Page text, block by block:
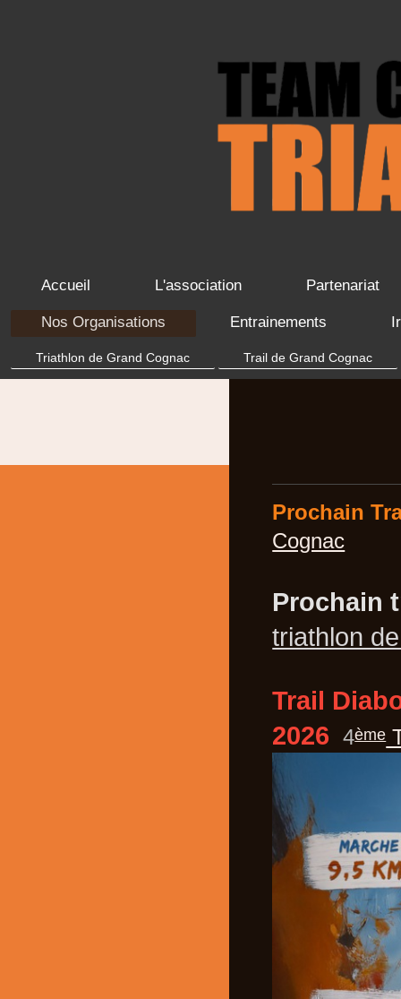
Accueil L'association Partenariat
Nos Organisations Entrainements
Triathlon de Grand Cognac Trail de Grand Cognac
Prochain
Cognac
Prochain
triathlon
Trail
2026 4ème